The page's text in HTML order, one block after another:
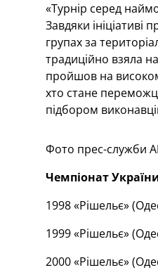
«Турнір серед
Завдяки
групах за
традиційно взяла
пройшов на
хто стане
підбором
Фото прес-служби
Чемпіонат
1998 «Рішельє»
1999 «Рішельє»
2000 «Рішельє»